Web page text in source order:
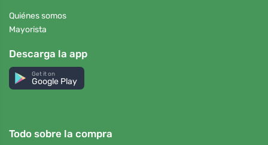
Quiénes somos
Mayorista
Descarga la app
Get it on
Google Play
Todo sobre la compra